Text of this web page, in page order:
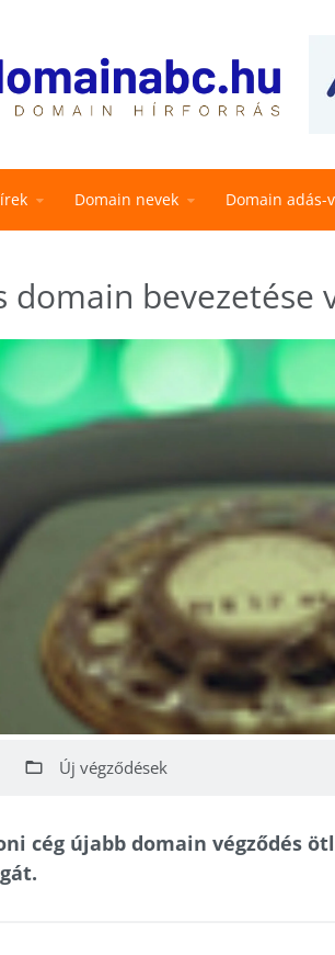
Domain nevek Domain adás-
domain bevezetése
folder_open Új végződések
cég újabb domain végződés